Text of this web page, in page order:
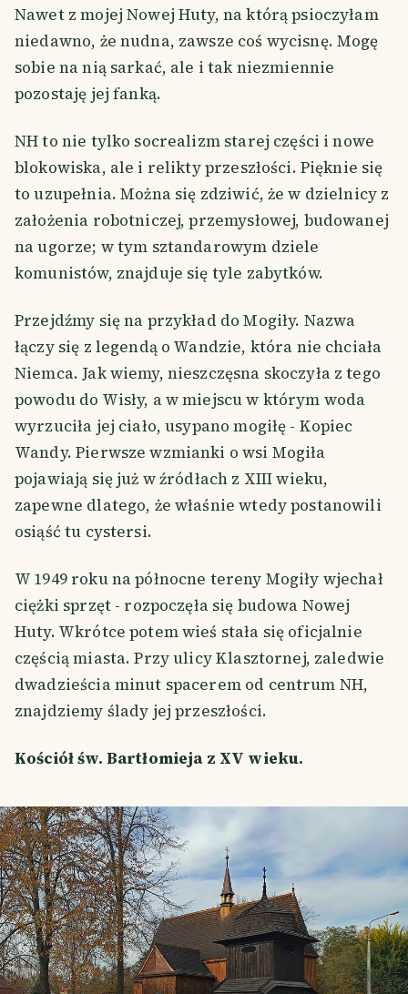
Nawet z mojej Nowej Huty, na którą psioczyłam
niedawno, że nudna, zawsze coś wycisnę. Mogę
sobie na nią sarkać, ale i tak niezmiennie
pozostaję jej fanką.
NH to nie tylko socrealizm starej części i nowe
blokowiska, ale i relikty przeszłości. Pięknie się
to uzupełnia. Można się zdziwić, że w dzielnicy z
założenia robotniczej, przemysłowej, budowanej
na ugorze; w tym sztandarowym dziele
komunistów, znajduje się tyle zabytków.
Przejdźmy się na przykład do Mogiły. Nazwa
łączy się z legendą o Wandzie, która nie chciała
Niemca. Jak wiemy, nieszczęsna skoczyła z tego
powodu do Wisły, a w miejscu w którym woda
wyrzuciła jej ciało, usypano mogiłę - Kopiec
Wandy. Pierwsze wzmianki o wsi Mogiła
pojawiają się już w źródłach z XIII wieku,
zapewne dlatego, że właśnie wtedy postanowili
osiąść tu cystersi.
W 1949 roku na północne tereny Mogiły wjechał
ciężki sprzęt - rozpoczęła się budowa Nowej
Huty. Wkrótce potem wieś stała się oficjalnie
częścią miasta. Przy ulicy Klasztornej, zaledwie
dwadzieścia minut spacerem od centrum NH,
znajdziemy ślady jej przeszłości.
Kościół św. Bartłomieja z XV wieku.